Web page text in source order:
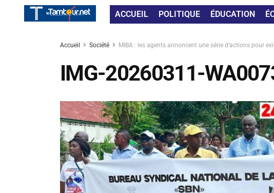
ACCUEIL POLITIQUE ÉDUCATION
Accueil Société MIBA : les agents annoncent une série d’actions pour
IMG-20260311-